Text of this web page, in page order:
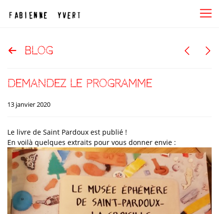
blog
demandez le programme
13 janvier 2020
Le livre de Saint Pardoux est publié !
En voilà quelques extraits pour vous donner envie :